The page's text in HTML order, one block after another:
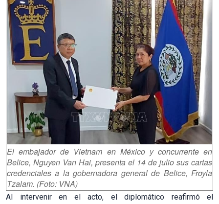
El embajador de Vietnam en México y concurrente en
Belice, Nguyen Van Hai, presenta el 14 de julio sus cartas
credenciales a la gobernadora general de Belice, Froyla
Tzalam. (Foto: VNA)
Al intervenir en el acto, el diplomático reafirmó el